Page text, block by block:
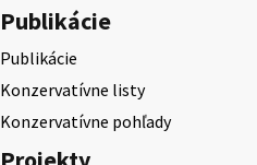
Publikácie
Publikácie
Konzervatívne listy
Konzervatívne pohľady